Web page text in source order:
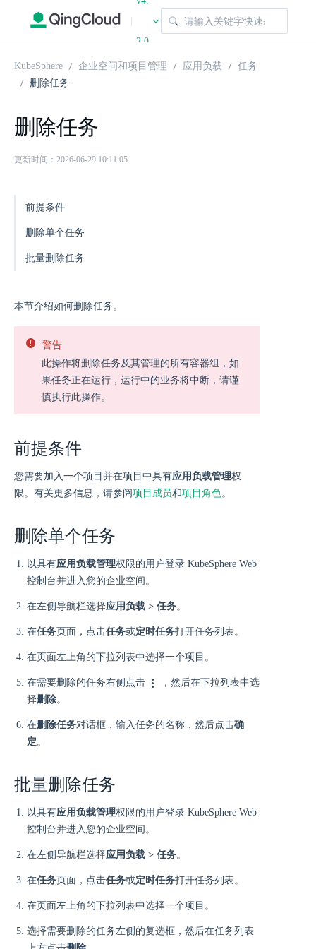
|
2.0
KubeSphere 企业空间和项目管理 应用负载
任务
删除任务
删除任务
更新时间：2026-06-29 10:11:05
前提条件
删除单个任务
批量删除任务
本节介绍如何删除任务。
警告
此操作将删除任务及其管理的所有容器组，如
果任务正在运行，运行中的业务将中断，请谨
慎执行此操作。
前提条件
您需要加入一个项目并在项目中具有应用负载管理权
限。有关更多信息，请参阅项目成员和项目角色。
删除单个任务
以具有应用负载管理权限的用户登录 KubeSphere Web
控制台并进入您的企业空间。
在左侧导航栏选择应用负载 > 任务。
在任务页面，点击任务或定时任务打开任务列表。
在页面左上角的下拉列表中选择一个项目。
在需要删除的任务右侧点击
，然后在下拉列表中选
择删除。
在删除任务对话框，输入任务的名称，然后点击确
定。
批量删除任务
以具有应用负载管理权限的用户登录 KubeSphere Web
控制台并进入您的企业空间。
在左侧导航栏选择应用负载 > 任务。
在任务页面，点击任务或定时任务打开任务列表。
在页面左上角的下拉列表中选择一个项目。
选择需要删除的任务左侧的复选框，然后在任务列表